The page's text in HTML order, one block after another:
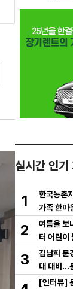
실시간 인기
1
한국농촌
가족 한마
2
여름을 보
터 어린이
마무리
3
김남희 문
대 대비…
업 중심도
[인터뷰]